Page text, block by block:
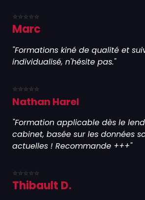
⭐⭐⭐⭐⭐
Marc
"Formations kiné de qualité et
individualisé, n'hésite pas."
⭐⭐⭐⭐⭐
Nathan Harel
"Formation applicable dès le
cabinet, basée sur les données
actuelles ! Recommande +++"
⭐⭐⭐⭐⭐
Thibault D.